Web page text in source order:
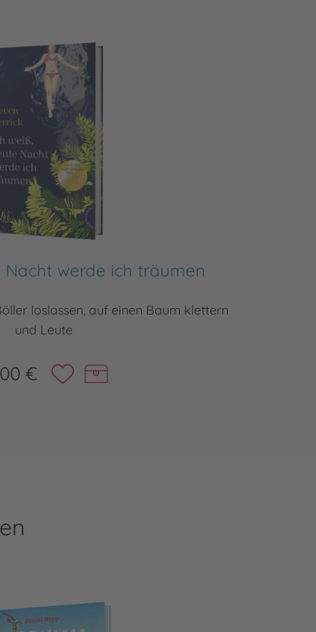
Nacht werde ich träumen
loslassen, auf einen Baum klettern
und Leute
€